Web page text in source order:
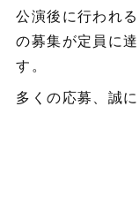
公演後に行われ
の募集が定員に
す。
多くの応募、誠